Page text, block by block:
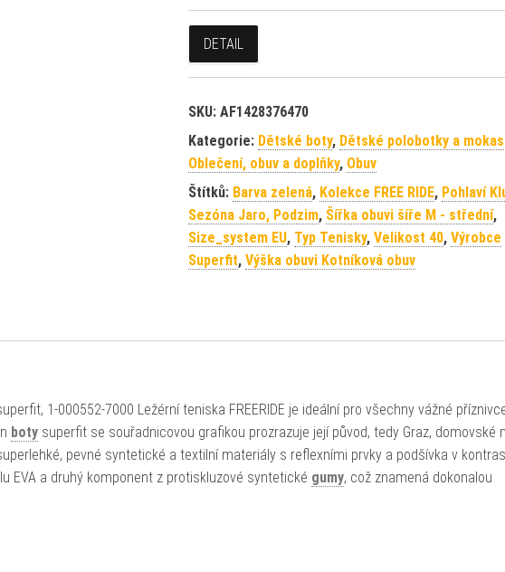
DETAIL
SKU: AF1428376470
Kategorie: Dětské boty, Dětské polobotky a
Oblečení, obuv a doplňky, Obuv
Štítků: Barva zelená, Kolekce FREE RIDE, Pohlaví
Sezóna Jaro, Podzim, Šířka obuvi šíře M - střední,
Size_system EU, Typ Tenisky, Velikost 40, Výrobce
Superfit, Výška obuvi Kotníková obuv
1-000552-7000 Ležérní teniska FREERIDE je ideální pro všechny vážné
boty superfit se souřadnicovou grafikou prozrazuje její původ, tedy Graz, domovské
pevné syntetické a textilní materiály s reflexními prvky a podšívka v
EVA a druhý komponent z protiskluzové syntetické gumy, což znamená dokonalou